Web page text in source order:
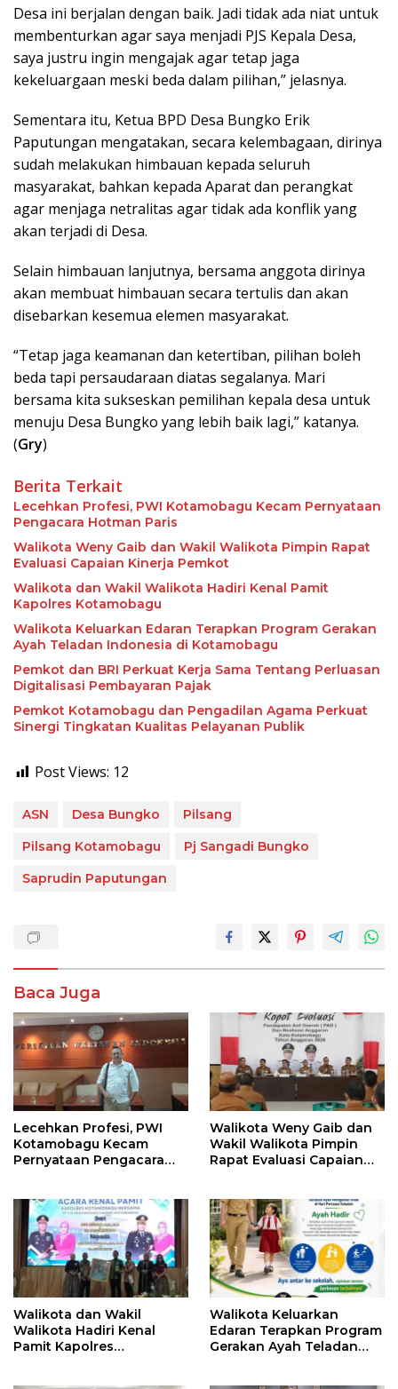
Desa ini berjalan dengan baik. Jadi tidak ada niat untuk
membenturkan agar saya menjadi PJS Kepala Desa,
saya justru ingin mengajak agar tetap jaga
kekeluargaan meski beda dalam pilihan,” jelasnya.
Sementara itu, Ketua BPD Desa Bungko Erik
Paputungan mengatakan, secara kelembagaan, dirinya
sudah melakukan himbauan kepada seluruh
masyarakat, bahkan kepada Aparat dan perangkat
agar menjaga netralitas agar tidak ada konflik yang
akan terjadi di Desa.
Selain himbauan lanjutnya, bersama anggota dirinya
akan membuat himbauan secara tertulis dan akan
disebarkan kesemua elemen masyarakat.
“Tetap jaga keamanan dan ketertiban, pilihan boleh
beda tapi persaudaraan diatas segalanya. Mari
bersama kita sukseskan pemilihan kepala desa untuk
menuju Desa Bungko yang lebih baik lagi,” katanya.
(Gry)
Berita Terkait
Lecehkan Profesi, PWI Kotamobagu Kecam Pernyataan
Pengacara Hotman Paris
Walikota Weny Gaib dan Wakil Walikota Pimpin Rapat
Evaluasi Capaian Kinerja Pemkot
Walikota dan Wakil Walikota Hadiri Kenal Pamit
Kapolres Kotamobagu
Walikota Keluarkan Edaran Terapkan Program Gerakan
Ayah Teladan Indonesia di Kotamobagu
Pemkot dan BRI Perkuat Kerja Sama Tentang Perluasan
Digitalisasi Pembayaran Pajak
Pemkot Kotamobagu dan Pengadilan Agama Perkuat
Sinergi Tingkatan Kualitas Pelayanan Publik
Post Views: 12
ASN Desa Bungko
Pilsang
Pilsang Kotamobagu
Pj Sangadi Bungko
Saprudin Paputungan
Baca Juga
Lecehkan Profesi, PWI
Kotamobagu Kecam
Pernyataan Pengacara
Walikota Weny Gaib dan
Wakil Walikota Pimpin
Rapat Evaluasi Capaian
Walikota dan Wakil
Walikota Hadiri Kenal
Pamit Kapolres
Walikota Keluarkan
Edaran Terapkan Program
Gerakan Ayah Teladan